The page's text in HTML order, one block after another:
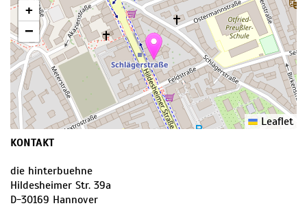
+
−
Leaflet
KONTAKT
die hinterbuehne
Hildesheimer Str. 39a
D-30169 Hannover